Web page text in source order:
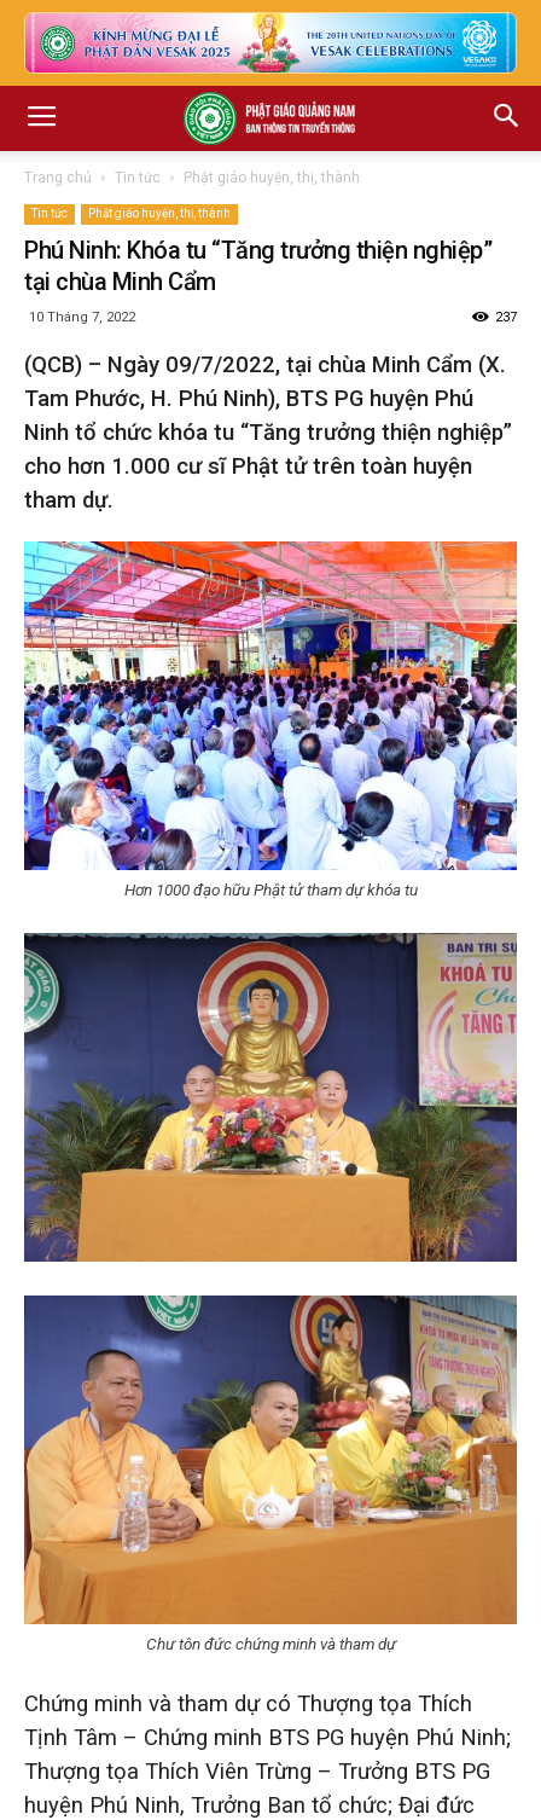
Trang chủ Tin tức Phật giáo huyện, thị, thành
Tin tức Phật giáo huyện, thị, thành
Phú Ninh: Khóa tu “Tăng trưởng thiện nghiệp”
tại chùa Minh Cẩm
10 Tháng 7, 2022 237
(QCB) – Ngày 09/7/2022, tại chùa Minh Cẩm (X.
Tam Phước, H. Phú Ninh), BTS PG huyện Phú
Ninh tổ chức khóa tu “Tăng trưởng thiện nghiệp”
cho hơn 1.000 cư sĩ Phật tử trên toàn huyện
tham dự.
Hơn 1000 đạo hữu Phật tử tham dự khóa tu
Chư tôn đức chứng minh và tham dự
Chứng minh và tham dự có Thượng tọa Thích
Tịnh Tâm – Chứng minh BTS PG huyện Phú Ninh;
Thượng tọa Thích Viên Trừng – Trưởng BTS PG
huyện Phú Ninh, Trưởng Ban tổ chức; Đại đức